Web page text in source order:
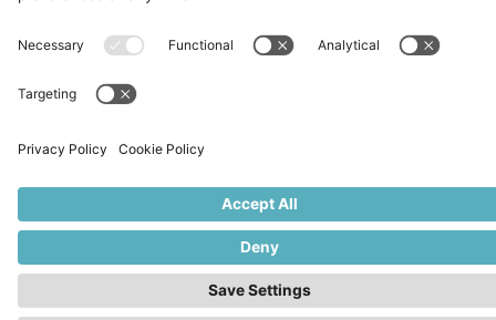
無断複写・転載を禁じます。 2026Zevero. All rights reserved.
プライバシーポリシー
クッキーの設定